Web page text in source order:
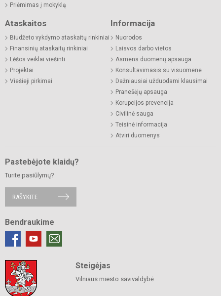
Priėmimas į mokyklą
Ataskaitos
Biudžeto vykdymo ataskaitų rinkiniai
Finansinių ataskaitų rinkiniai
Lėšos veiklai viešinti
Projektai
Viešieji pirkimai
Informacija
Nuorodos
Laisvos darbo vietos
Asmens duomenų apsauga
Konsultavimasis su visuomene
Dažniausiai užduodami klausimai
Pranešėjų apsauga
Korupcijos prevencija
Civilinė sauga
Teisinė informacija
Atviri duomenys
Pastebėjote klaidų?
Turite pasiūlymų?
RAŠYKITE
Bendraukime
Steigėjas
Vilniaus miesto savivaldybė